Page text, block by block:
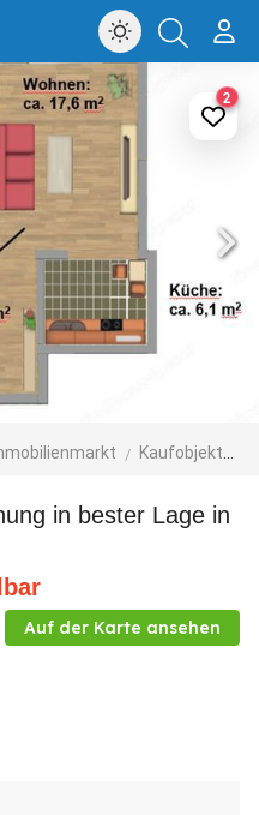
Kaufobjekte
2
Auf der Karte ansehen